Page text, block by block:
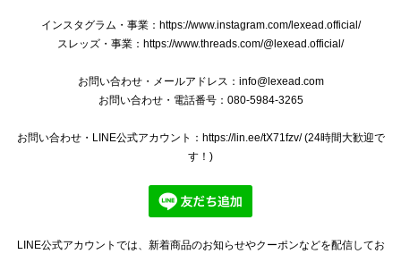
て購入できます。 欲しい商品と出会えた際はまたよろしくお
いつもご購入いただきましてありがとうござい
ます。 バッグを気に入っていただけましてとて
も嬉しく存じます。 バッグのメンテナンスの方
法など、ご質問やご相談などがございました
ら、いつでもお気軽にメッセージをお寄せくだ
さい。 ご丁寧なお取引をしていただきましてあ
インスタグラム・事業：https://www.instagram.com/lexead.official/
スレッズ・事業：https://www.threads.com/@lexead.official/
お問い合わせ・メールアドレス： info@lexead.com
お問い合わせ・電話番号：080-5984-3265
お問い合わせ・LINE公式アカウント：https://lin.ee/tX71fzv/ (24時間大歓迎で
す！)
LINE公式アカウントでは、新着商品のお知らせやクーポンなどを配信してお